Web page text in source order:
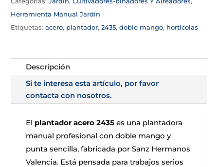
Herramienta Manual Jardín
Etiquetas:acero, plantador,2435,doble mango, hortícolas
Descripción
Si te interesa esta artículo, por favor
contacta con nosotros.
El plantador acero 2435 es una plantadora
manual profesional con doble mango y
punta sencilla, fabricada por Sanz Hermanos
Valencia. Está pensada para trabajos serios